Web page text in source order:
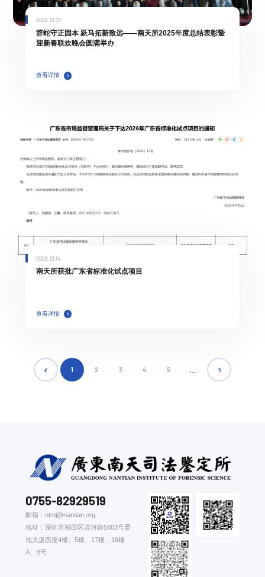
2026.01.27
辞蛇守正固本 跃马拓新致远——南天所2025年度总结表彰暨
迎新春联欢晚会圆满举办
查看详情
2026.01.14
南天所获批广东省标准化试点项目
查看详情
1 2 3 4 5
0755-82929519
邮箱：ntmj@nantian.org
地址：深圳市福田区滨河路5003号爱
地大厦西座4楼、5楼、17楼、16楼
A、B号